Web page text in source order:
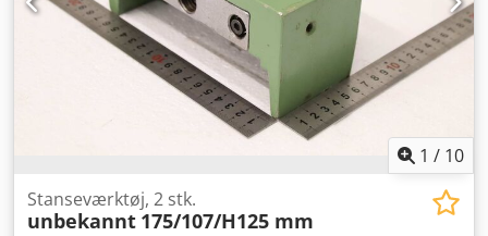
1 / 10
Stanseværktøj, 2 stk.
unbekannt 175/107/H125 mm